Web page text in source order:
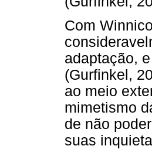
Com
adaptação,
(Gurfinkel,
ao meio
mimetismo
de não
suas